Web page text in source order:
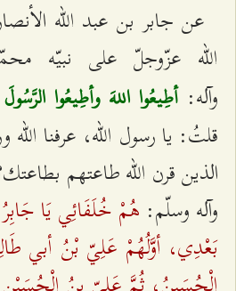
عن جابر بن عبد الله
الله عزّوجلّ على نبيّه
وآله:أطِيعُوا اللهَ وأطِيعُوا
قلتُ: يا رسول الله، عرفنا الله
الذين قرن الله طاعتهم
وآله وسلّم: هُمْ خُلَفَائِي يَا
بَعْدِي، أوَّلُهُمْ عَلِيّ بْنُ أبي